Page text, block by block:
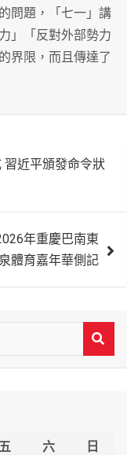
問題，「七一」講
」「反對外部勢力
界限，而且傳達了
習近平頒發命令狀
年重慶巴南東
體育嘉年華側記
五 六
日